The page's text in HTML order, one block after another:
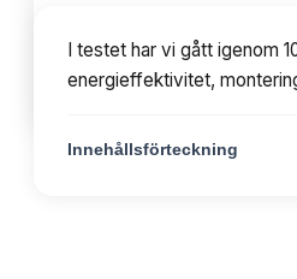
Innehållsförteckning
I testet har vi gått igenom
energieffektivitet,
Innehållsförteckning